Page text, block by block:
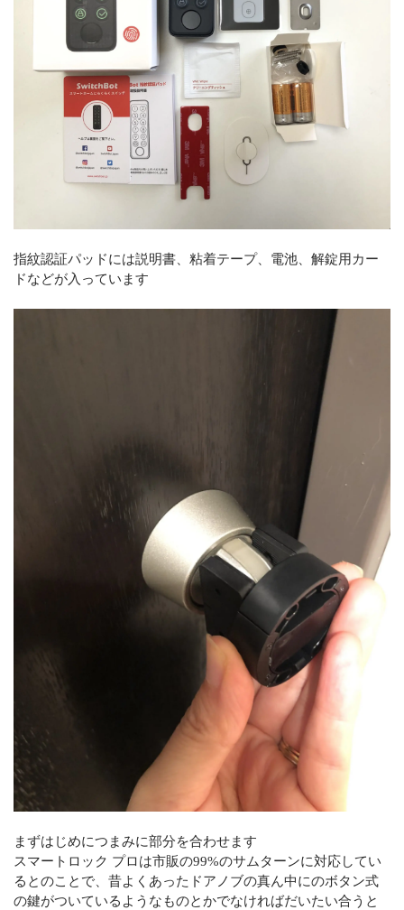
指紋認証パッドには説明書、粘着テープ、電池、解錠用カー
ドなどが入っています
まずはじめにつまみに部分を合わせます
スマートロック プロは市販の99%のサムターンに対応してい
るとのことで、昔よくあったドアノブの真ん中にのボタン式
の鍵がついているようなものとかでなければだいたい合うと